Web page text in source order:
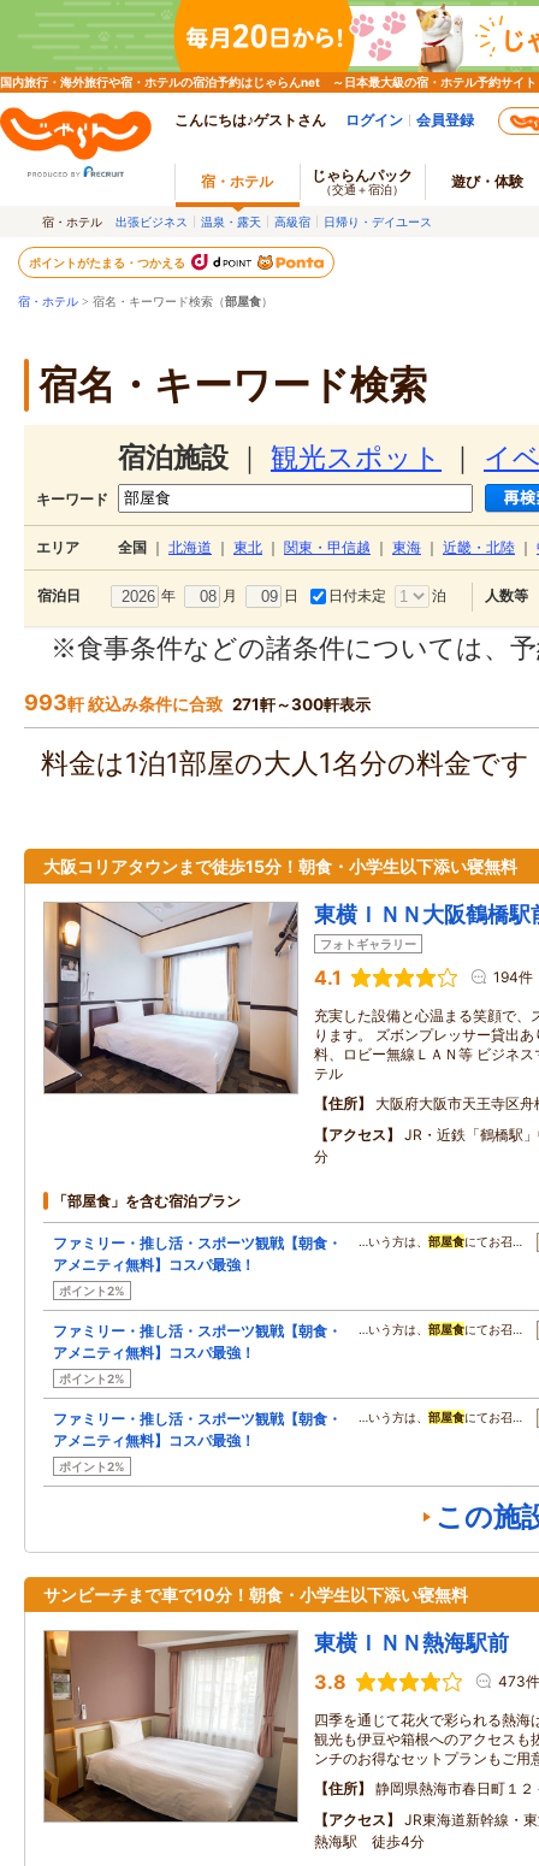
国内旅行・海外旅行や宿・ホテルの宿泊予約はじゃらんnet ～日本最大級の宿・ホテル予約サイト
こんにちは♪ゲストさん ログイン 会員登録
宿・ホテル じゃらんパック
（交通＋宿泊） 遊び・体験
宿・ホテル 出張ビジネス 温泉・露天 高級宿 日帰り・デイユース
ポイントがたまる・つかえる
宿・ホテル > 宿名・キーワード検索（部屋食）
宿名・キーワード検索
宿泊施設 観光スポット イ
キーワード
エリア 全国 北海道 東北 関東・甲信越 東海 近畿・北陸
宿泊日 年 月 日 日付未定 泊 人数等
※食事条件などの諸条件については、
993軒 絞込み条件に合致 271軒～300軒表示
料金は1泊1部屋の大人1名分の料金で
大阪コリアタウンまで徒歩15分！朝食・小学生以下添い寝無料
東横ＩＮＮ大阪鶴橋駅
フォトギャラリー
4.1 194件
充実した設備と心温まる笑顔で、
ります。 ズボンプレッサー貸出
料、ロビー無線ＬＡＮ等 ビジネ
テル
住所
大阪府大阪市天王寺区
アクセス
JR・近鉄「鶴橋駅
分
「部屋食」を含む宿泊プラン
ファミリー・推し活・スポーツ観戦【朝食・
アメニティ無料】コスパ最強！
ポイント2%
…いう方は、 部屋食にてお召…
ファミリー・推し活・スポーツ観戦【朝食・
アメニティ無料】コスパ最強！
ポイント2%
…いう方は、 部屋食にてお召…
ファミリー・推し活・スポーツ観戦【朝食・
アメニティ無料】コスパ最強！
ポイント2%
…いう方は、 部屋食にてお召…
この施
サンビーチまで車で10分！朝食・小学生以下添い寝無料
東横ＩＮＮ熱海駅前
3.8 473件
四季を通じて花火で彩られる熱
観光も伊豆や箱根へのアクセスも
ンチのお得なセットプランもご用
住所
静岡県熱海市春日町１２
アクセス
JR東海道新幹線・
熱海駅 徒歩4分